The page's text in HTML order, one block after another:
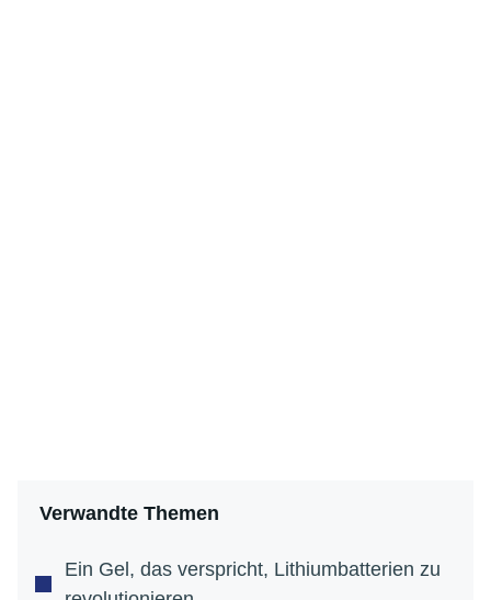
Verwandte Themen
Ein Gel, das verspricht, Lithiumbatterien zu